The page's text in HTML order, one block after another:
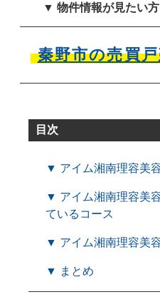
▼ 物件情報が見たい
秦野市の売買
目次
▼ アイム湘南理容美
▼ アイム湘南理容美
ているコース
▼ アイム湘南理容美
▼ まとめ